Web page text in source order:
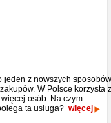
jeden z nowszych sposobów
W Polsce korzysta z
osób. Na czym
ta usługa? więcej